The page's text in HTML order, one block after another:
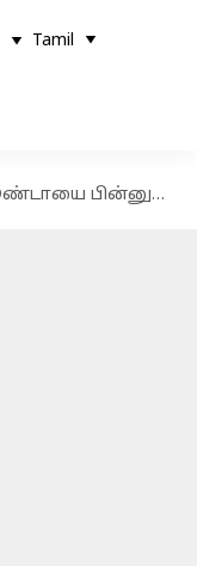
Tamil
உள்நாட்டு கார் விற்பனையில் இரண்டாவது இடத்திற்கு முன்னேறியது மஹிந்திரா